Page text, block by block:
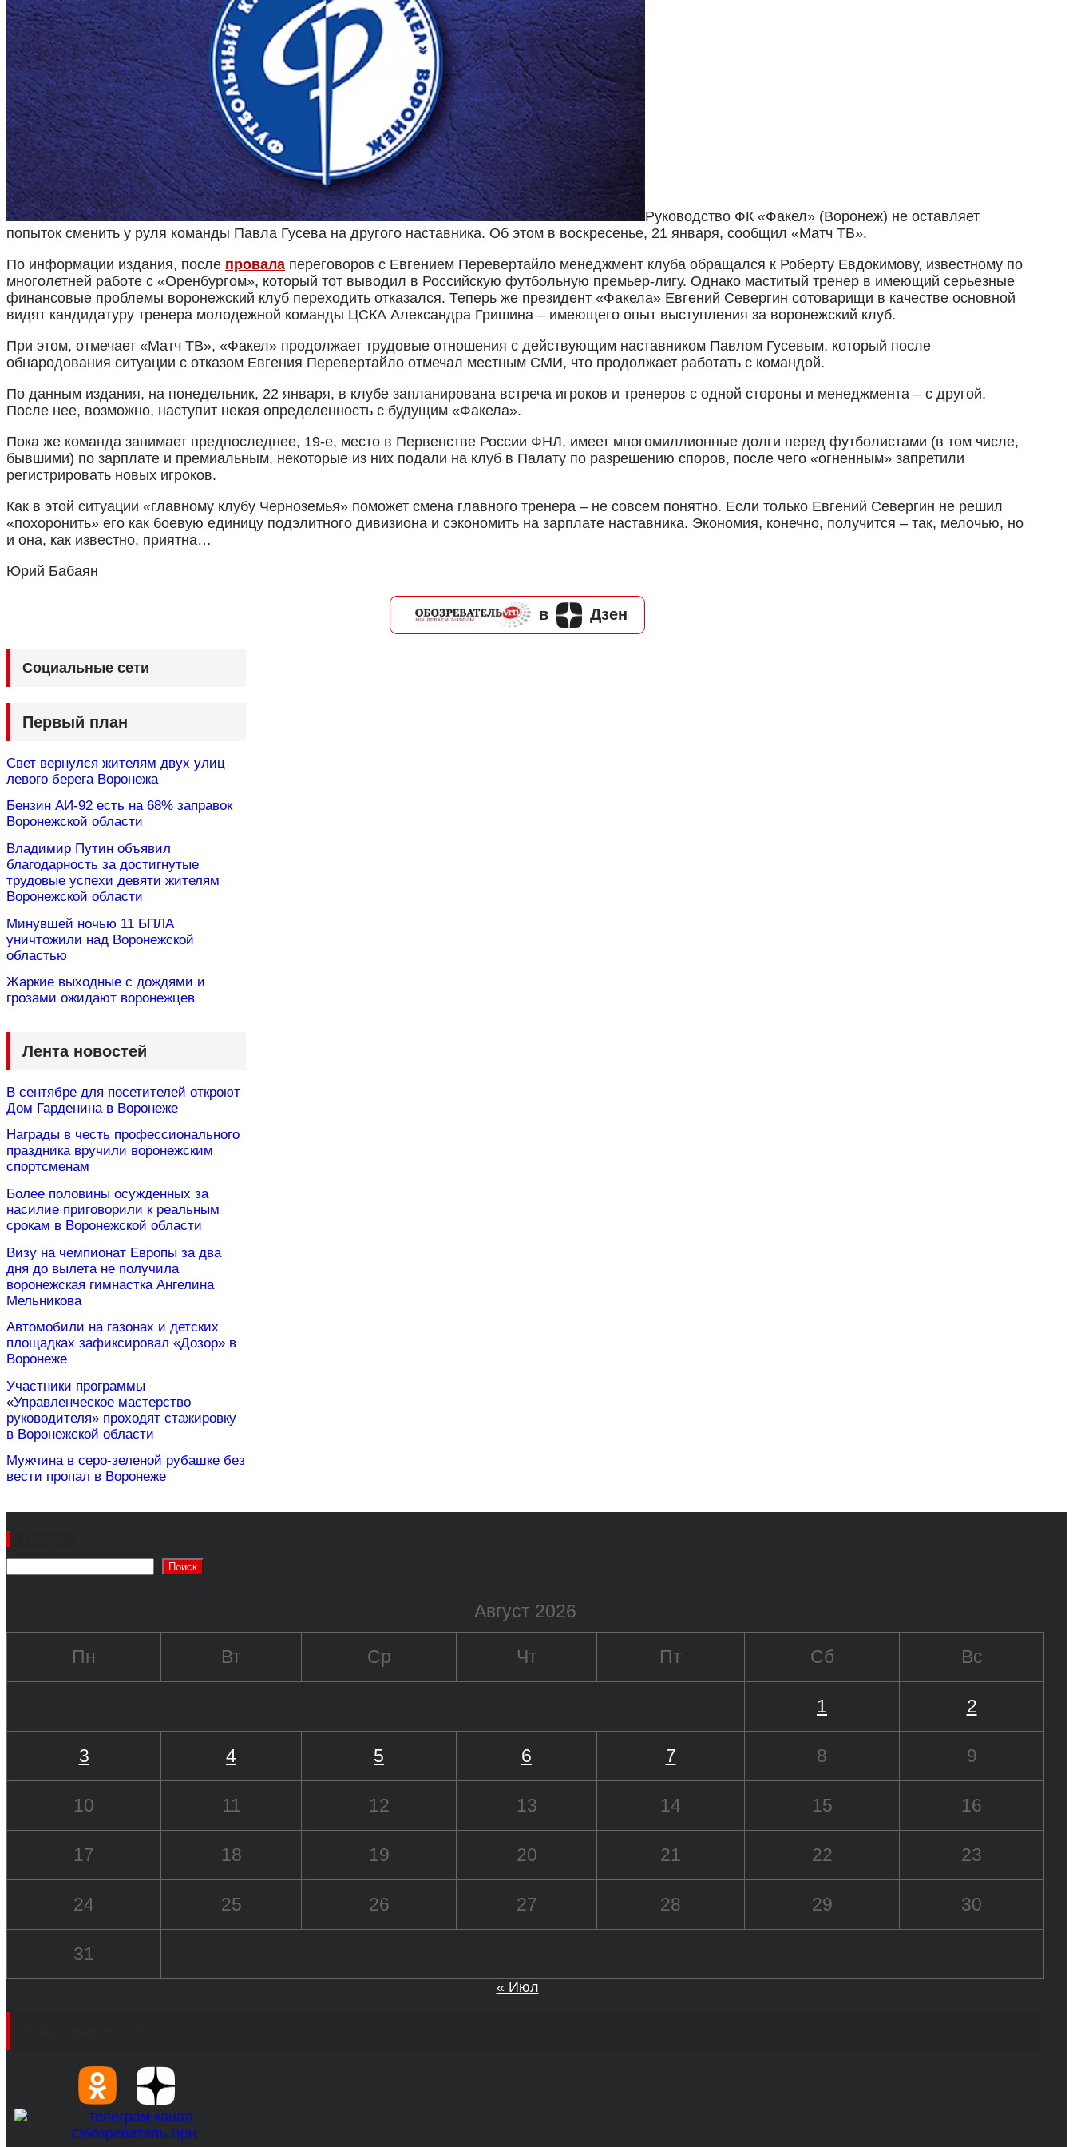
Руководство ФК «Факел» (Воронеж) не оставляет
попыток сменить у руля команды Павла Гусева на другого наставника. Об этом в воскресенье, 21 января, сообщил «Матч ТВ».
По информации издания, после провала переговоров с Евгением Перевертайло менеджмент клуба обращался к Роберту Евдокимову, известному по
многолетней работе с «Оренбургом», который тот выводил в Российскую футбольную премьер-лигу. Однако маститый тренер в имеющий серьезные
финансовые проблемы воронежский клуб переходить отказался. Теперь же президент «Факела» Евгений Севергин сотоварищи в качестве основной
видят кандидатуру тренера молодежной команды ЦСКА Александра Гришина – имеющего опыт выступления за воронежский клуб.
При этом, отмечает «Матч ТВ», «Факел» продолжает трудовые отношения с действующим наставником Павлом Гусевым, который после
обнародования ситуации с отказом Евгения Перевертайло отмечал местным СМИ, что продолжает работать с командой.
По данным издания, на понедельник, 22 января, в клубе запланирована встреча игроков и тренеров с одной стороны и менеджмента – с другой.
После нее, возможно, наступит некая определенность с будущим «Факела».
Пока же команда занимает предпоследнее, 19-е, место в Первенстве России ФНЛ, имеет многомиллионные долги перед футболистами (в том числе,
бывшими) по зарплате и премиальным, некоторые из них подали на клуб в Палату по разрешению споров, после чего «огненным» запретили
регистрировать новых игроков.
Как в этой ситуации «главному клубу Черноземья» поможет смена главного тренера – не совсем понятно. Если только Евгений Севергин не решил
«похоронить» его как боевую единицу подэлитного дивизиона и сэкономить на зарплате наставника. Экономия, конечно, получится – так, мелочью, но
и она, как известно, приятна…
Юрий Бабаян
в Дзен
Социальные сети
Первый план
Свет вернулся жителям двух улиц
левого берега Воронежа
Бензин АИ-92 есть на 68% заправок
Воронежской области
Владимир Путин объявил
благодарность за достигнутые
трудовые успехи девяти жителям
Воронежской области
Минувшей ночью 11 БПЛА
уничтожили над Воронежской
областью
Жаркие выходные с дождями и
грозами ожидают воронежцев
Лента новостей
В сентябре для посетителей откроют
Дом Гарденина в Воронеже
Награды в честь профессионального
праздника вручили воронежским
спортсменам
Более половины осужденных за
насилие приговорили к реальным
срокам в Воронежской области
Визу на чемпионат Европы за два
дня до вылета не получила
воронежская гимнастка Ангелина
Мельникова
Автомобили на газонах и детских
площадках зафиксировал «Дозор» в
Воронеже
Участники программы
«Управленческое мастерство
руководителя» проходят стажировку
в Воронежской области
Мужчина в серо-зеленой рубашке без
вести пропал в Воронеже
Поиск
Август 2026
Пн Вт Ср Чт Пт Сб Вс
1 2
3 4 5 6 7 8 9
10 11 12 13 14 15 16
17 18 19 20 21 22 23
24 25 26 27 28 29 30
31
« Июл